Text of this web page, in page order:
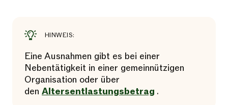
HINWEIS:
Eine Ausnahmen gibt es bei einer
Nebentätigkeit in einer gemeinnützigen
Organisation oder über
den Altersentlastungsbetrag .